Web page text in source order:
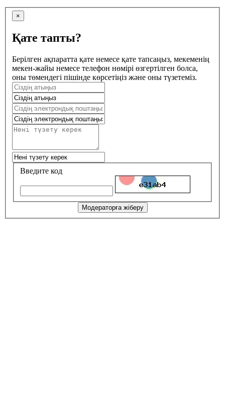
×
Қате тапты?
Берілген ақпаратта қате немесе қате тапсаңыз, мекеменің
мекен-жайы немесе телефон нөмірі өзгертілген болса,
оны төмендегі пішінде көрсетіңіз және оны түзетеміз.
Введите код
Модераторға жіберу